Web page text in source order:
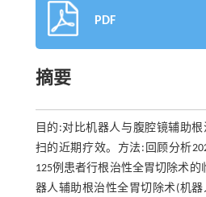
PDF
摘要
目的:对比机器人与腹腔镜辅助
扫的近期疗效。方法:回顾分析
125例患者行根治性全胃切除术
器人辅助根治性全胃切除术(机